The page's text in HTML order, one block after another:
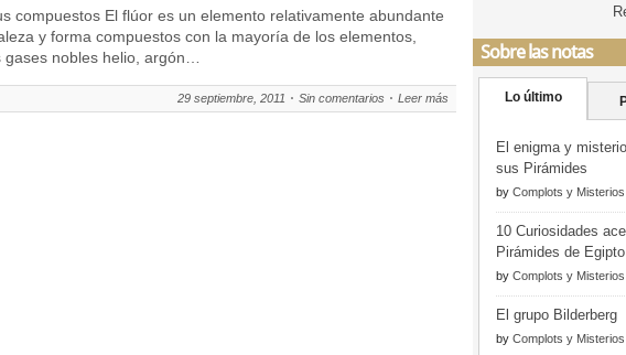
compuestos El flúor es un elemento relativamente abundante
y forma compuestos con la mayoría de los elementos,
gases nobles helio, argón…
29 septiembre, 2011 Sin comentarios Leer más
Sobre las notas
Lo último
El enigma y
sus Pirámides
by Complots y Misterios
10 Curiosidades
Pirámides de Egipto
by Complots y Misterios
El grupo Bilderberg
by Complots y Misterios